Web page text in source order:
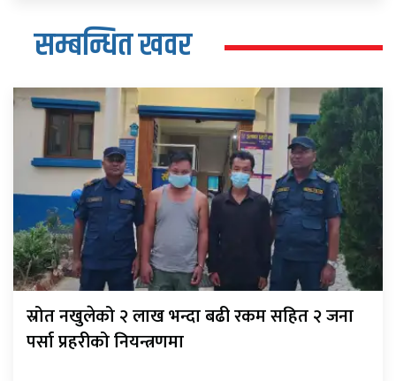
सम्बन्धित खवर
स्रोत नखुलेको २ लाख भन्दा बढी रकम सहित २ जना
पर्सा प्रहरीको नियन्त्रणमा